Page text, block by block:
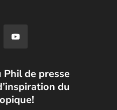
de presse
du